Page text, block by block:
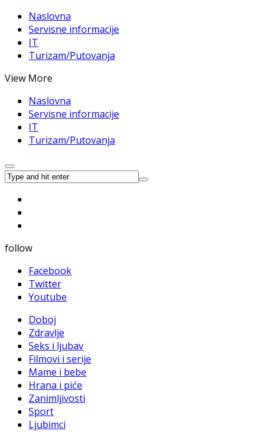
Naslovna
Servisne informacije
IT
Turizam/Putovanja
View More
Naslovna
Servisne informacije
IT
Turizam/Putovanja
follow
Facebook
Twitter
Youtube
Doboj
Zdravlje
Seks i ljubav
Filmovi i serije
Mame i bebe
Hrana i piće
Zanimljivosti
Sport
Ljubimci